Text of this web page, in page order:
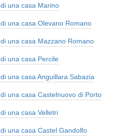
una casa Marino
una casa Olevano Romano
una casa Mazzano Romano
una casa Percile
una casa Anguillara Sabazia
una casa Castelnuovo di Porto
una casa Velletri
una casa Castel Gandolfo